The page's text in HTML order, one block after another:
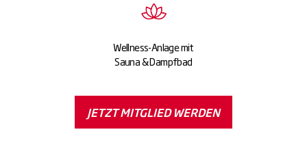
Wellness-Anlage mit
Sauna & Dampfbad
JETZT MITGLIED WERDEN